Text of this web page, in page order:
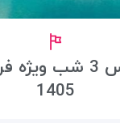
ﺗﻮﺭ تفلیس 3 ﺷﺐ
1405